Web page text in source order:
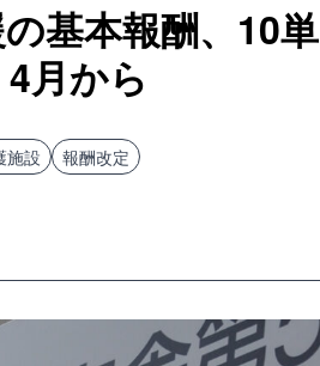
基本報酬、10単
月から
施設 報酬改定